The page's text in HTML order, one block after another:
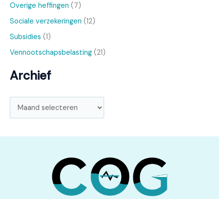
Overige heffingen (7)
Sociale verzekeringen (12)
Subsidies (1)
Vennootschapsbelasting (21)
Archief